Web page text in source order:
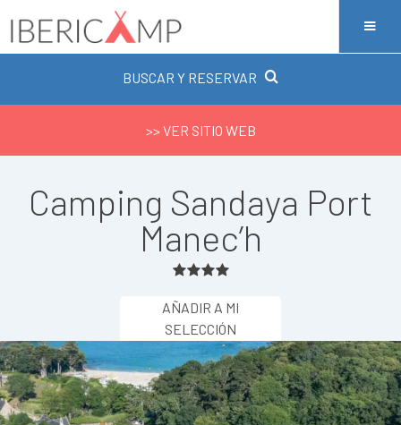
BUSCAR Y RESERVAR
>> VER SITIO WEB
Camping Sandaya Port
Manec’h
AÑADIR A MI
SELECCIÓN